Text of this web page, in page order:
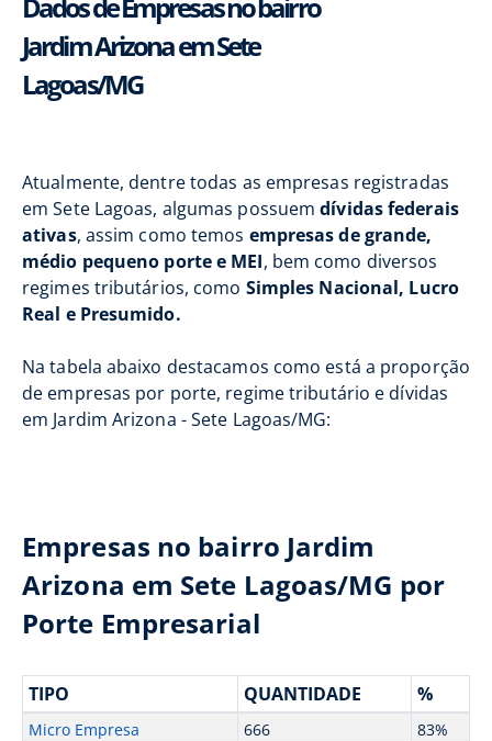
Jardim Arizona em Sete
Lagoas/MG
Atualmente, dentre todas as empresas registradas
em Sete Lagoas, algumas possuemdívidas federais
ativas, assim como temos empresas de grande,
médio pequeno porte e MEI, bem como diversos
regimes tributários, como Simples Nacional, Lucro
Real e Presumido.
Na tabela abaixo destacamos como está a proporção
de empresas por porte, regime tributário e dívidas
em Jardim Arizona - Sete Lagoas/MG:
Empresas no bairro Jardim
Arizona em Sete Lagoas/MG por
Porte Empresarial
TIPO QUANTIDADE %
Micro Empresa 666
83%